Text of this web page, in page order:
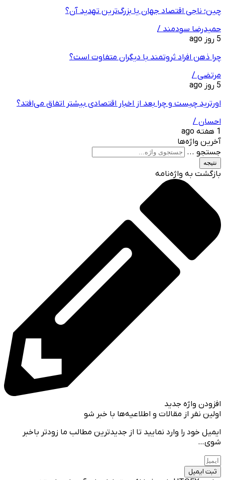
چین؛ ناجی اقتصاد جهان یا بزرگ‌ترین تهدید آن؟
حمیدرضا سودمند /
5 روز ago
چرا ذهن افراد ثروتمند با دیگران متفاوت است؟
مرتضی /
5 روز ago
اورترید چیست و چرا بعد از اخبار اقتصادی بیشتر اتفاق می‌افتد؟
احسان /
1 هفته ago
آخرین واژه‌ها
جستجو ...
نتیجه
بازگشت به واژه‌نامه
افزودن واژه جدید
اولین نفر از مقالات و اطلاعیه‌ها با خبر شو
ایمیل خود را وارد نمایید تا از جدیدترین مطالب ما زودتر باخبر
شوی…
ثبت ایمیل